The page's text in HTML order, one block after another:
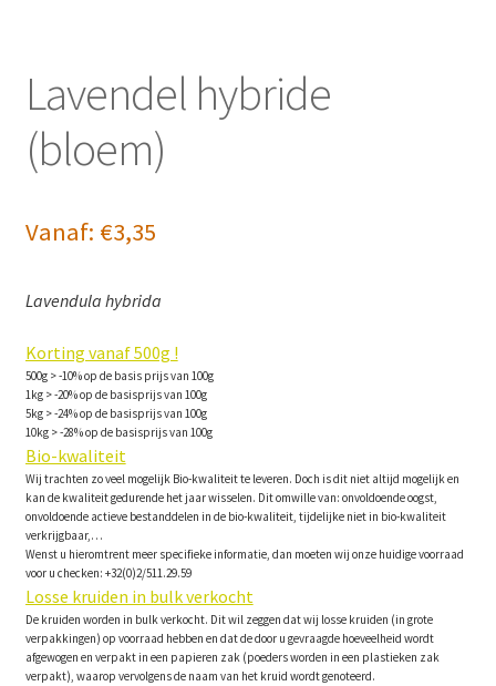
Lavendel hybride
(bloem)
Vanaf: €3,35
Lavendula hybrida
Korting vanaf 500g !
500g > -10% op de basis prijs van 100g
1kg > -20% op de basisprijs van 100g
5kg > -24% op de basisprijs van 100g
10kg > -28% op de basisprijs van 100g
Bio-kwaliteit
Wij trachten zo veel mogelijk Bio-kwaliteit te leveren. Doch is dit niet altijd mogelijk en
kan de kwaliteit gedurende het jaar wisselen. Dit omwille van: onvoldoende oogst,
onvoldoende actieve bestanddelen in de bio-kwaliteit, tijdelijke niet in bio-kwaliteit
verkrijgbaar,…
Wenst u hieromtrent meer specifieke informatie, dan moeten wij onze huidige voorraad
voor u checken: +32(0)2/511.29.59
Losse kruiden in bulk verkocht
De kruiden worden in bulk verkocht. Dit wil zeggen dat wij losse kruiden (in grote
verpakkingen) op voorraad hebben en dat de door u gevraagde hoeveelheid wordt
afgewogen en verpakt in een papieren zak (poeders worden in een plastieken zak
verpakt), waarop vervolgens de naam van het kruid wordt genoteerd.